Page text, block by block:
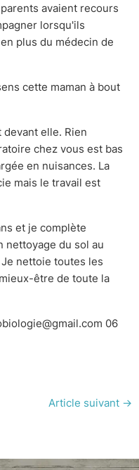
avaient recours
lorsqu'ils
plus du médecin de
cette maman à bout
elle. Rien
chez vous est bas
en nuisances. La
mais le travail est
et je complète
nettoyage du sol au
nettoie toutes les
être de toute la
06
Article suivant →